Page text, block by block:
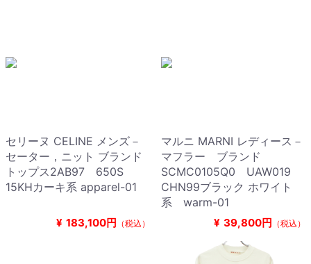
セリーヌ CELINE メンズ－
セーター，ニット ブランド
トップス2AB97 650S
15KHカーキ系 apparel-01
¥ 183,100円 （税込）
マルニ MARNI レディース－
マフラー ブランド
SCMC0105Q0 UAW019
CHN99ブラック ホワイト
系 warm-01
¥ 39,800円 （税込）